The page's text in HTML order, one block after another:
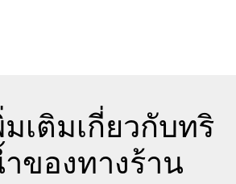
เติมเกี่ยวกับทริ
ของทางร้าน